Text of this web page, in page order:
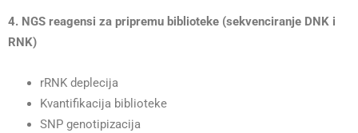
4. NGS reagensi za pripremu biblioteke (sekvenciranje DNK i
RNK)
rRNK deplecija
Kvantifikacija biblioteke
SNP genotipizacija